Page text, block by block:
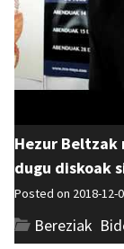
Hezur Beltzak
dugu diskoak
Posted on 2018-12-
Bereziak